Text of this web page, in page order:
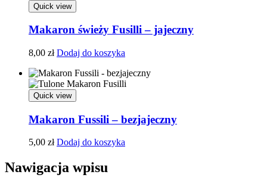
Quick view
Makaron świeży Fusilli – jajeczny
8,00 zł Dodaj do koszyka
Quick view
Makaron Fussili – bezjajeczny
5,00 zł Dodaj do koszyka
Nawigacja wpisu